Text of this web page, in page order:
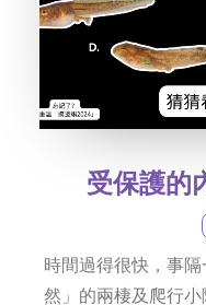
受保護的
時間過得很快，事
然」的兩棲及爬行